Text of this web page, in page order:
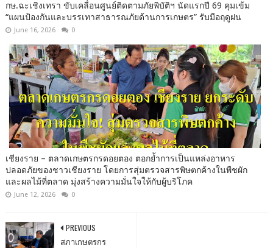
กษ.ฉะเชิงเทรา ขับเคลื่อนศูนย์ติดตามภัยพิบัติฯ นัดแรกปี 69 คุมเข้ม
“แผนป้องกันและบรรเทาสาธารณภัยด้านการเกษตร” รับมือฤดูฝน
June 16, 2026 0
เชียงราย – ตลาดเกษตรกรดอยตอง ตอกย้ำการเป็นแหล่งอาหาร
ปลอดภัยของชาวเชียงราย โดยการสุ่มตรวจสารพิษตกค้างในพืชผัก
และผลไม้ที่ตลาด มุ่งสร้างความมั่นใจให้กับผู้บริโภค
June 12, 2026 0
PREVIOUS
สภาเกษตรกร